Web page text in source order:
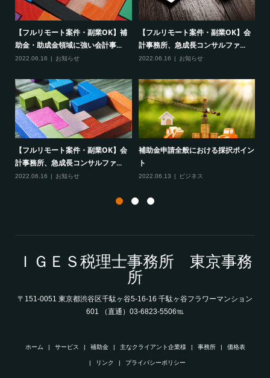
【フルリモート案件・副業OK】補
助金・助成金領域に強い会計事...
2022.06.16 お知らせ
【フルリモート案件・副業OK】会
計事務所、急成長コンサルファ...
2022.06.16 お知らせ
【フルリモート案件・副業OK】会
計事務所、急成長コンサルファ...
2022.06.16 お知らせ
補助金申請全般における採択ポイン
ト
2022.06.13 ビジネス
ＩＧＥＳ税理士事務所 東京事務
所
〒151-0051 東京都渋谷区千駄ヶ谷5-16-16 千駄ヶ谷フラワーマンション
601 （直通）03-6823-5506℡
ホーム サービス 補助金 主なクライアント企業様 事務所 価格表
リンク プライバシーポリシー